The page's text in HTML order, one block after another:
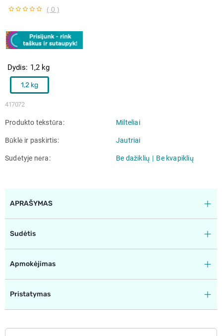
( 0 )
417072
Dydis 1,2 kg
1,2 kg
Produkto tekstūra Milteliai
Būklė ir paskirtis Jautriai
Sudėtyje nėra Be dažiklių Be kvapiklių
APRAŠYMAS
Sudėtis
Apmokėjimas
Pristatymas